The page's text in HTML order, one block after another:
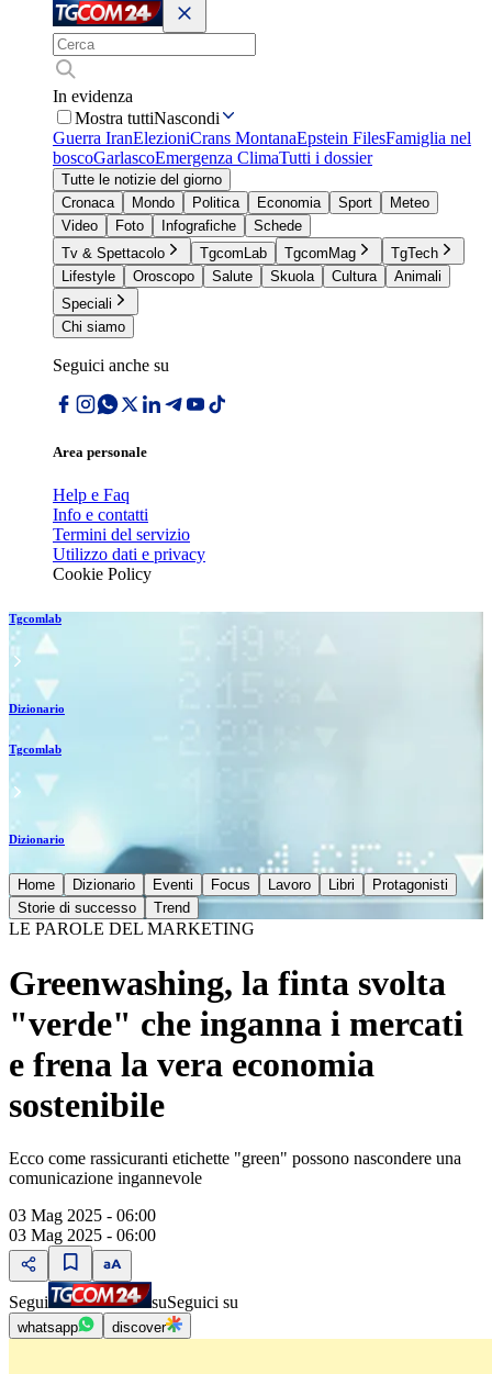
In evidenza
Mostra tuttiNascondi
Guerra IranElezioniCrans MontanaEpstein FilesFamiglia nel
boscoGarlascoEmergenza ClimaTutti i dossier
Tutte le notizie del giorno
Cronaca
Mondo Politica Economia Sport
Meteo
Video
Foto Infografiche
Schede
Tv & Spettacolo
TgcomLab TgcomMag
TgTech
Lifestyle
Oroscopo Salute Skuola Cultura
Animali
Speciali
Chi siamo
Seguici anche su
Area personale
Help e Faq
Info e contatti
Termini del servizio
Utilizzo dati e privacy
Cookie Policy
Tgcomlab
Dizionario
Tgcomlab
Dizionario
Home Dizionario Eventi Focus Lavoro Libri
Protagonisti
Storie di successo
Trend
LE PAROLE DEL MARKETING
Greenwashing, la finta svolta
"verde" che inganna i mercati
e frena la vera economia
sostenibile
Ecco come rassicuranti etichette "green" possono nascondere una
comunicazione ingannevole
03 Mag 2025 - 06:00
03 Mag 2025 - 06:00
Segui suSeguici su
whatsapp discover